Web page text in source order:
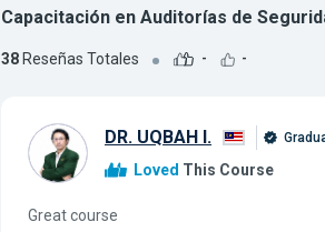
Capacitación en Auditorías de
38Reseñas Totales - -
DR. UQBAH I.
Loved This Course
Great course